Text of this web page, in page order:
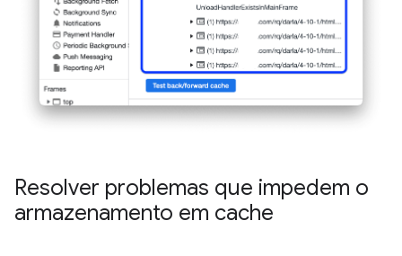
Resolver problemas que impedem o
armazenamento em cache